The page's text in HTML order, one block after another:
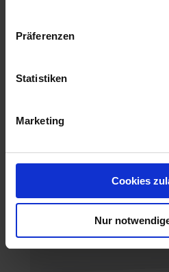
Präferenzen
Statistiken
Marketing
Cookies
Nur
Ratron Giftlinsen
Artikel-Nr.: 63775-02